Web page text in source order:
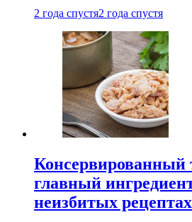
2 года спустя2 года спустя
главный
неизбитых рецептах